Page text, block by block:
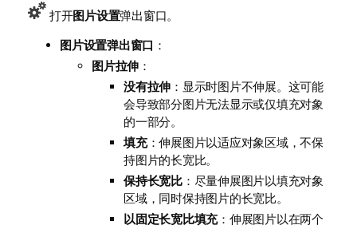
打开图片设置弹出窗口。
图片设置弹出窗口 ：
图片拉伸 ：
没有拉伸 ：显示时图片不伸展。这可能
会导致部分图片无法显示或仅填充对象
的一部分。
填充：伸展图片以适应对象区域，不保
持图片的长宽比。
保持长宽比：尽量伸展图片以填充对象
区域，同时保持图片的长宽比。
以固定长宽比填充：伸展图片以在两个